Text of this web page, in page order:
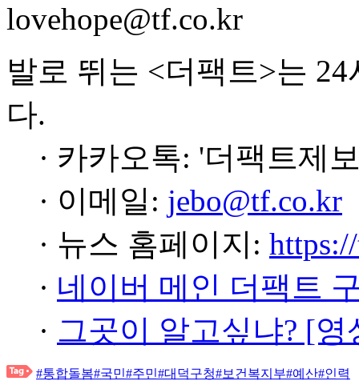
lovehope@tf.co.kr
발로 뛰는 <더팩트>는
다.
· 카카오톡: '더팩트제
· 이메일: jebo@tf.co.kr
· 뉴스 홈페이지:
· 네이버 메인 더팩트
· 그곳이 알고싶냐? [
#통합돌봄#국민#주민#대덕구청#보건복지부#예산#인력